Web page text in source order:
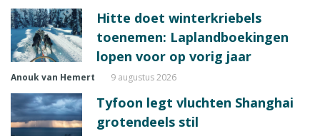
Hitte doet winterkriebels
toenemen: Laplandboekingen
lopen voor op vorig jaar
Anouk van Hemert 9 augustus 2026
Tyfoon legt vluchten Shanghai
grotendeels stil